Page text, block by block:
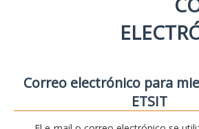
Correo electrónico para
ETSIT